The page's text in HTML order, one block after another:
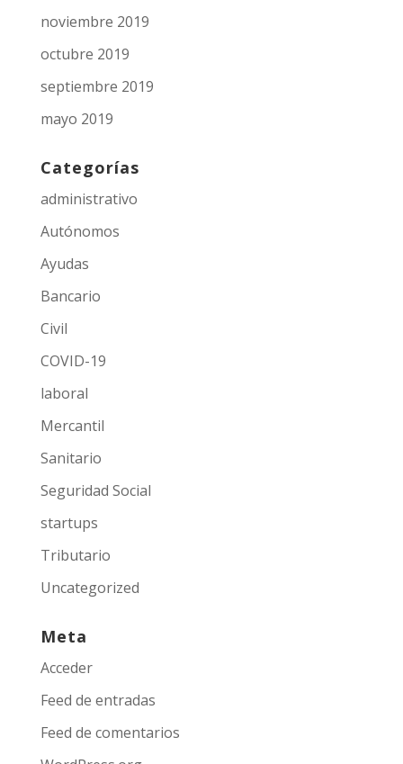
noviembre 2019
octubre 2019
septiembre 2019
mayo 2019
Categorías
administrativo
Autónomos
Ayudas
Bancario
Civil
COVID-19
laboral
Mercantil
Sanitario
Seguridad Social
startups
Tributario
Uncategorized
Meta
Acceder
Feed de entradas
Feed de comentarios